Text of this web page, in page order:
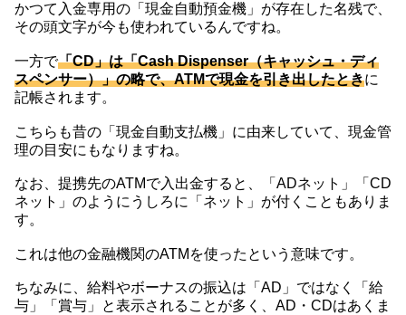
かつて入金専用の「現金自動預金機」が存在した名残で、
その頭文字が今も使われているんですね。
一方で「CD」は「Cash Dispenser（キャッシュ・ディ
スペンサー）」の略で、ATMで現金を引き出したときに
記帳されます。
こちらも昔の「現金自動支払機」に由来していて、現金管
理の目安にもなりますね。
なお、提携先のATMで入出金すると、「ADネット」「CD
ネット」のようにうしろに「ネット」が付くこともありま
す。
これは他の金融機関のATMを使ったという意味です。
ちなみに、給料やボーナスの振込は「AD」ではなく「給
与」「賞与」と表示されることが多く、AD・CDはあくま